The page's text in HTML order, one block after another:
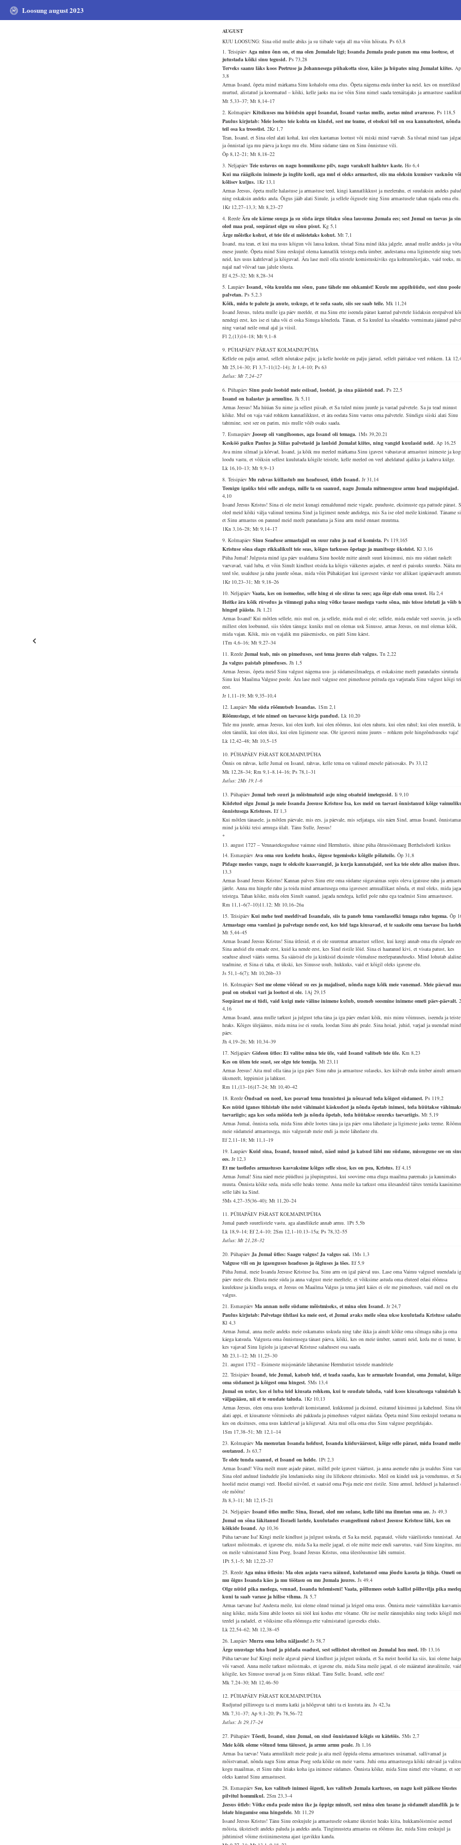
Loosung august 2023
AUGUST
KUU LOOSUNG: Sina olid mulle abiks ja su tiibade varju all ma võin hõisata.Ps 63,8
1. TeisipäevAga minu õnn on, et ma olen Jumalale ligi; Issanda Jumala peale panen ma oma lootuse, et
jutustada kõiki sinu tegusid.Ps 73,28
Terveks saanu läks koos Peetruse ja Johannesega pühakotta sisse, käies ja hüpates ning Jumalat kiites.Ap
3,8
Armas Issand, õpeta mind märkama Sinu kohalolu oma elus. Õpeta nägema enda ümber ka neid, kes on
murtud, alistatud ja koormatud – kõiki, kelle jaoks ma ise võin Sinu nimel saada teenäitajaks ja armastuse
Mt 5,33–37; Mt 8,14–17
2. KolmapäevKitsikuses ma hüüdsin appi Issandat, Issand vastas mulle, asetas mind avarusse.Ps 118,5
Paulus kirjutab: Meie lootus teie kohta on kindel, sest me teame, et otsekui teil on osa kannatustest,
teil osa ka troostist.2Kr 1,7
Tean, Issand, et Sina oled alati kohal, kui olen kaotamas lootust või miski mind vaevab. Sa tõstad mind taas
ja õnnistad iga mu päeva ja kogu mu elu. Minu südame tänu on Sinu õnnistuse vili.
Õp 8,12–21; Mt 8,18–22
3. NeljapäevTeie ustavus on nagu hommikune pilv, nagu varakult haihtuv kaste.Ho 6,4
Kui ma räägiksin inimeste ja inglite keeli, aga mul ei oleks armastust, siis ma oleksin kumisev vasknõu või
kõlisev kuljus. 1Kr 13,1
Armas Jeesus, õpeta mulle halastuse ja armastuse teed, kingi kannatlikkust ja meelerahu, et suudaksin andeks
ning oskaksin andeks anda. Õigus jääb alati Sinule, ja sellele õigusele ning Sinu armastusele tahan rajada oma elu.
1Kr 12,27–13,3; Mt 8,23–27
4. ReedeÄra ole kärme suuga ja su süda ärgu tõtaku sõna lausuma Jumala ees; sest Jumal on taevas ja
oled maa peal, seepärast olgu su sõnu pisut.Kg 5,1
Ärge mõistke kohut, et teie üle ei mõistetaks kohut.Mt 7,1
Issand, ma tean, et kui ma usus kõigun või lausa kukun, tõstad Sina mind ikka jalgele, annad mulle andeks ja
enese juurde. Õpeta mind Sinu eeskujul olema kannatlik teistega enda ümber, andestama oma ligimestele ning
neid, kes usus kahtlevad ja kõiguvad. Ära lase meil olla teistele komistuskiviks ega kohtumõistjaks, vaid toeks,
najal nad võivad taas jalule tõusta.
Ef 4,25–32; Mt 8,28–34
5. LaupäevIssand, võta kuulda mu sõnu, pane tähele mu ohkamist! Kuule mu appihüüdu, sest sinu
palvetan.Ps 5,2.3
Kõik, mida te palute ja anute, uskuge, et te seda saate, siis see saab teile.Mk 11,24
Issand Jeesus, tuleta mulle iga päev meelde, et ma Sinu ette iseenda pärast kantud palvetele liidaksin eestpalved
nendegi eest, kes ise ei taha või ei oska Sinuga kõneleda. Tänan, et Sa kuuled ka sõnadeks vormimata jäänud
ning vastad neile omal ajal ja viisil.
Fl 2,(13)14–18; Mt 9,1–8
9. PÜHAPÄEV PÄRAST KOLMAINUPÜHA
Kellele on palju antud, sellelt nõutakse palju; ja kelle hoolde on palju jäetud, sellelt päritakse veel rohkem.Lk
Mt 25,14–30; Fl 3,7–11(12–14); Jr 1,4–10; Ps 63
Jutlus: Mt 7,24–27
6. PühapäevSinu peale lootsid meie esiisad, lootsid, ja sina päästsid nad.Ps 22,5
Issand on halastav ja armuline.Jk 5,11
Armas Jeesus! Ma hüüan Su nime ja sellest piisab, et Sa tuled minu juurde ja vastad palvetele. Sa ju tead minust
kõike. Mul on vaja vaid rohkem kannatlikkust, et ära oodata Sinu vastus oma palvetele. Sündigu siiski alati Sinu
tahtmine, sest see on parim, mis mulle võib osaks saada.
7. EsmaspäevJoosep oli vangihoones, aga Issand oli temaga. 1Ms 39,20.21
Kesköö paiku Paulus ja Siilas palvetasid ja laulsid Jumalat kiites, ning vangid kuulasid neid.Ap 16,25
Ava minu silmad ja kõrvad, Issand, ja kõik mu meeled märkama Sinu igavest vabastavat armastust inimeste ja
loodu vastu, et võiksin sellest kuulutada kõigile teistele, kelle meeled on veel aheldatud ajaliku ja kaduva külge.
Lk 16,10–13; Mt 9,9–13
8. TeisipäevMu rahvas küllastub mu headusest, ütleb Issand.Jr 31,14
Teenigu igaüks teisi selle andega, mille ta on saanud, nagu Jumala mitmesuguse armu head majapidajad.
4,10
Issand Jeesus Kristus! Sina ei ole meist kunagi eemaldunud meie vigade, puuduste, eksimuste ega pattude pärast.
oled meid kõiki välja valinud teenima Sind ja ligimest nende andidega, mis Sa ise oled meile kinkinud. Täname
et Sinu armastus on pannud meid meelt parandama ja Sinu arm meid ennast muutma.
1Kn 3,16–28; Mt 9,14–17
9. KolmapäevSinu Seaduse armastajail on suur rahu ja nad ei komista.Ps 119,165
Kristuse sõna elagu rikkalikult teie seas, kõiges tarkuses õpetage ja manitsege üksteist.Kl 3,16
Püha Jumal! Julgusta mind iga päev usaldama Sinu hoolde mitte ainult suuri küsimusi, mis mu südant raskelt
vaevavad, vaid luba, et võin Sinult kindlust otsida ka kõigis väikestes asjades, et need ei paisuks suureks. Näita
teed tõe, usalduse ja rahu juurde sõnas, mida võin Pühakirjast kui igavesest värske vee allikast igapäevaselt
1Kr 10,23–31; Mt 9,18–26
10. NeljapäevVaata, kes on isemeelne, selle hing ei ole siiras ta sees; aga õige elab oma usust.Ha 2,4
Heitke ära kõik rüvedus ja viimnegi paha ning võtke tasase meelega vastu sõna, mis teisse istutati ja võib
hinged päästa.Jk 1,21
Armas Issand! Kui mõtlen sellele, mis mul on, ja sellele, mida mul ei ole; sellele, mida endale veel soovin, ja
millest olen loobunud, siis tõden tänuga: kuniks mul on olemas usk Sinusse, armas Jeesus, on mul olemas kõik,
mida vajan. Kõik, mis on vajalik mu pääsemiseks, on pärit Sinu käest.
1Tm 4,6–16; Mt 9,27–34
11. ReedeJumal teab, mis on pimeduses, sest tema juures elab valgus.Tn 2,22
Ja valgus paistab pimeduses.Jh 1,5
Armas Jeesus, õpeta meid Sinu valgust nägema usu- ja südamesilmadega, et oskaksime meelt parandades sirutuda
Sinu kui Maailma Valguse poole. Ära lase meil valguse eest pimedusse peituda ega varjutada Sinu valgust kõigi
eest.
Jr 1,11–19; Mt 9,35–10,4
12. LaupäevMu süda rõõmutseb Issandas. 1Sm 2,1
Rõõmustage, et teie nimed on taevasse kirja pandud.Lk 10,20
Tule mu juurde, armas Jeesus, kui olen kurb, kui olen rõõmus, kui olen rahutu, kui olen rahul; kui olen murelik,
olen tänulik, kui olen üksi, kui olen ligimeste seas. Ole igavesti minu juures – rohkem pole hingeõndsuseks vaja!
Lk 12,42–48; Mt 10,5–15
10. PÜHAPÄEV PÄRAST KOLMAINUPÜHA
Õnnis on rahvas, kelle Jumal on Issand, rahvas, kelle tema on valinud enesele pärisosaks.Ps 33,12
Mk 12,28–34; Rm 9,1–8.14–16; Ps 78,1–31
Jutlus: 2Ms 19,1–6
13. PühapäevJumal teeb suuri ja mõistmatuid asju ning otsatuid imetegusid.Ii 9,10
Kiidetud olgu Jumal ja meie Issanda Jeesuse Kristuse Isa, kes meid on taevast õnnistanud kõige
õnnistusega Kristuses.Ef 1,3
Kui mõtlen tänasele, ja mõtlen päevale, mis ees, ja päevale, mis seljataga, siis näen Sind, armas Issand,
mind ja kõiki teisi armuga ülalt. Tänu Sulle, Jeesus!
*
13. august 1727 – Vennastekoguduse vaimne sünd Herrnhutis, ühine püha õhtusöömaaeg Berthelsdorfi kirikus
14. EsmaspäevAva oma suu keeletu heaks, õiguse tegemiseks kõigile põlatuile.Õp 31,8
Pidage meeles vange, nagu te oleksite kaasvangid, ja kurja kannatajaid, sest ka teie olete alles maises
13,3
Armas Issand Jeesus Kristus! Kannan palves Sinu ette oma südame sügavaimas sopis oleva igatsuse rahu ja
järele. Anna mu hingele rahu ja toida mind armastusega oma igavesest armuallikast nõnda, et mul oleks, mida
teistega. Tahan kõike, mida olen Sinult saanud, jagada nendega, kellel pole rahu ega teadmist Sinu armastusest.
Rm 11,1–6(7–10)11.12; Mt 10,16–26a
15. TeisipäevKui mehe teed meeldivad Issandale, siis ta paneb tema vaenlasedki temaga rahu tegema.Õp
Armastage oma vaenlasi ja palvetage nende eest, kes teid taga kiusavad, et te saaksite oma taevase Isa
Mt 5,44–45
Armas Issand Jeesus Kristus! Sina ütlesid, et ei ole suuremat armastust sellest, kui keegi annab oma elu sõprade
Sina andsid elu omade eest, kuid ka nende eest, kes Sind ristile lõid. Sina ei haaranud kivi, et visata patust, kes
seaduse alusel vääris surma. Sa säästsid elu ja kinkisid eksinule võimaluse meeleparanduseks. Mind lohutab alaline
teadmine, et Sina ei taha, et ükski, kes Sinusse usub, hukkuks, vaid et kõigil oleks igavene elu.
Js 51,1–6(7); Mt 10,26b–33
16. KolmapäevSest me oleme võõrad su ees ja majalised, nõnda nagu kõik meie vanemad. Meie päevad
peal on otsekui vari ja lootust ei ole. 1Aj 29,15
Seepärast me ei tüdi, vaid kuigi meie väline inimene kulub, uueneb seesmine inimene ometi päev-päevalt.
4,16
Armas Issand, anna mulle tarkust ja julgust teha täna ja iga päev endast kõik, mis minu võimuses, iseenda ja teiste
heaks. Kõiges ülejäänus, mida mina ise ei suuda, loodan Sinu abi peale. Sina hoiad, juhid, varjad ja uuendad
päev.
Jh 4,19–26; Mt 10,34–39
17. NeljapäevGideon ütles: Ei valitse mina teie üle, vaid Issand valitseb teie üle.Km 8,23
Kes on ülem teie seast, see olgu teie teenija.Mt 23,11
Armas Jeesus! Aita mul olla täna ja iga päev Sinu rahu ja armastuse sulaseks, kes külvab enda ümber ainult
üksmeelt, leppimist ja lahkust.
Rm 11,(13–16)17–24; Mt 10,40–42
18. ReedeÕndsad on need, kes peavad tema tunnistusi ja nõuavad teda kõigest südamest.Ps 119,2
Kes nüüd iganes tühistab ühe neist vähimaist käskudest ja nõnda õpetab inimesi, teda hüütakse
taevariigis; aga kes seda mööda teeb ja nõnda õpetab, teda hüütakse suureks taevariigis.Mt 5,19
Armas Jumal, õnnista seda, mida Sinu abile lootes täna ja iga päev oma lähedaste ja ligimeste jaoks teeme.
meie südameid armastusega, mis valgustab meie endi ja meie lähedaste elu.
Ef 2,11–18; Mt 11,1–19
19. LaupäevKuid sina, Issand, tunned mind, näed mind ja katsud läbi mu südame, missugune see on
ees.Jr 12,3
Et me taotledes armastuses kasvaksime kõiges selle sisse, kes on pea, Kristus.Ef 4,15
Armas Jumal! Sina näed meie püüdlusi ja jõupingutusi, kui soovime oma eluga maailma paremaks ja kaunimaks
muuta. Õnnista kõike seda, mida selle heaks teeme. Anna meile ka tarkust oma ülesandeid täites teenida
selle läbi ka Sind.
5Ms 4,27–35(36–40); Mt 11,20–24
11. PÜHAPÄEV PÄRAST KOLMAINUPÜHA
Jumal paneb suurelistele vastu, aga alandlikele annab armu. 1Pt 5,5b
Lk 18,9–14; Ef 2,4–10; 2Sm 12,1–10.13–15a; Ps 78,32–55
Jutlus: Mt 21,28–32
20. PühapäevJa Jumal ütles: Saagu valgus! Ja valgus sai. 1Ms 1,3
Valguse vili on ju igasuguses headuses ja õigluses ja tões.Ef 5,9
Püha Jumal, meie Issanda Jeesuse Kristuse Isa, Sinu arm on igal päeval uus. Lase oma Vaimu valgusel uuendada
päev meie elu. Elusta meie süda ja anna valgust meie meeltele, et võiksime astuda oma eluteed edasi rõõmsa
kuulekuse ja kindla usuga, et Jeesus on Maailma Valgus ja tema järel käies ei ole me pimeduses, vaid meil on elu
valgus.
21. EsmaspäevMa annan neile südame mõistmiseks, et mina olen Issand.Jr 24,7
Paulus kirjutab: Palvetage ühtlasi ka meie eest, et Jumal avaks meile sõna ukse kuulutada Kristuse
Kl 4,3
Armas Jumal, anna meile andeks meie oskamatus uskuda ning tahe ikka ja ainult kõike oma silmaga näha ja oma
käega katsuda. Valgusta oma õnnistusega tänast päeva, kõiki, kes on meie ümber, samuti neid, keda me ei tunne,
kes vajavad Sinu ligiolu ja igatsevad Kristuse saladusest osa saada.
Mt 23,1–12; Mt 11,25–30
21. august 1732 – Esimeste misjonäride lähetamine Herrnhutist teistele mandritele
22. TeisipäevIssand, teie Jumal, katsub teid, et teada saada, kas te armastate Issandat, oma Jumalat,
oma südamest ja kõigest oma hingest.5Ms 13,4
Jumal on ustav, kes ei luba teid kiusata rohkem, kui te suudate taluda, vaid koos kiusatusega valmistab
väljapääsu, nii et te suudate taluda. 1Kr 10,13
Armas Jeesus, olen oma usus korduvalt komistanud, kukkunud ja eksinud, esitanud küsimusi ja kahelnud. Sina
alati appi, et kiusatuste võitmiseks abi pakkuda ja pimeduses valgust näidata. Õpeta mind Sinu eeskujul toetama
kes on eksituses, oma usus kahtlevad ja kõiguvad. Aita mul olla oma elus Sinu valguse peegeldajaks.
1Sm 17,38–51; Mt 12,1–14
23. KolmapäevMa meenutan Issanda heldust, Issanda kiiduväärsust, kõige selle pärast, mida Issand
osutanud.Js 63,7
Te olete tunda saanud, et Issand on helde. 1Pt 2,3
Armas Issand! Võta meilt mure asjade pärast, millel pole igavest väärtust, ja anna asemele rahu ja usaldus Sinu
Sina oled andnud lindudele jõu lendamiseks ning ilu lillekeste ehtimiseks. Meil on kindel usk ja veendumus, et
hoolid meist enamgi veel. Hoolid niivõrd, et saatsid oma Poja meie eest ristile. Sinu armul, heldusel ja halastusel
ole mõõtu!
Jh 8,3–11; Mt 12,15–21
24. NeljapäevIssand ütles mulle: Sina, Iisrael, oled mu sulane, kelle läbi ma ilmutan oma au.Js 49,3
Jumal on sõna läkitanud Iisraeli lastele, kuulutades evangeeliumi rahust Jeesuse Kristuse läbi, kes on
kõikide Issand.Ap 10,36
Püha taevane Isa! Kingi meile kindlust ja julgust uskuda, et Sa ka meid, paganaid, võidu väärilisteks tunnistad.
tarkust mõistmaks, et igavene elu, mida Sa ka meile jagad, ei ole mitte meie endi saavutus, vaid Sinu kingitus,
on meile valmistanud Sinu Poeg, Issand Jeesus Kristus, oma ülestõusmise läbi surnuist.
1Pt 5,1–5; Mt 12,22–37
25. ReedeAga mina ütlesin: Ma olen asjata vaeva näinud, kulutanud oma jõudu kasuta ja tühja. Ometi
mu õigus Issanda käes ja mu töötasu on mu Jumala juures.Js 49,4
Olge nüüd pika meelega, vennad, Issanda tulemiseni! Vaata, põllumees ootab kallist põlluvilja pika
kuni ta saab varase ja hilise vihma.Jk 5,7
Armas taevane Isa! Andesta meile, kui oleme olnud tuimad ja leiged oma usus. Õnnista meie vaimulikku
ning kõike, mida Sinu abile lootes nii tööl kui kodus ette võtame. Ole ise meile rännujuhiks ning toeks kõigil
teedel ja radadel, et võiksime olla rõõmuga ette valmistatud igaveseks eluks.
Lk 22,54–62; Mt 12,38–45
26. LaupäevMurra oma leiba näljasele!Js 58,7
Ärge unustage teha head ja pidada osadust, sest sellistest ohvritest on Jumalal hea meel.Hb 13,16
Püha taevane Isa! Kingi meile algaval päeval kindlust ja julgust uskuda, et Sa meist hoolid ka siis, kui oleme
või vaesed. Anna meile tarkust mõistmaks, et igavene elu, mida Sina meile jagad, ei ole määratud äravalituile, vaid
kõigile, kes Sinusse usuvad ja on Sinus rikkad. Tänu Sulle, Issand, selle eest!
Mk 7,24–30; Mt 12,46–50
12. PÜHAPÄEV PÄRAST KOLMAINUPÜHA
Rudjutud pilliroogu ta ei murra katki ja hõõguvat tahti ta ei kustuta ära.Js 42,3a
Mk 7,31–37; Ap 9,1–20; Ps 78,56–72
Jutlus: Js 29,17–24
27. PühapäevTõesti, Issand, sinu Jumal, on sind õnnistanud kõigis su kätetöis.5Ms 2,7
Meie kõik oleme võtnud tema täiusest, ja armu armu peale.Jh 1,16
Armas Isa taevas! Vaata armulikult meie peale ja aita meil õppida olema armastuses usinamad, sallivamad ja
mõistvamad, nõnda nagu Sinu armas Poeg seda kõike on meie vastu. Juhi oma armastusega kõiki rahvaid ja
kogu maailmas, et Sinu rahu leiaks koha iga inimese südames. Õnnista kõike, mida Sinu nimel ette võtame, et see
oleks kantud Sinu armastusest.
28. EsmaspäevSee, kes valitseb inimesi õigesti, kes valitseb Jumala kartuses, on nagu koit päikese tõustes
pilvitul hommikul.2Sm 23,3–4
Jeesus ütleb: Võtke enda peale minu ike ja õppige minult, sest mina olen tasane ja südamelt alandlik ja te
leiate hingamise oma hingedele.Mt 11,29
Issand Jeesus Kristus! Tänu Sinu eeskujule ja armastusele oskame üksteist heaks kiita, hukkamõistmise asemel
mõista, üksteiselt andeks paluda ja andeks anda. Tingimusteta armastus on rõõmus ike, mida Sinu eeskujul ja
juhtimisel võime ristiinimestena ajast igavikku kanda.